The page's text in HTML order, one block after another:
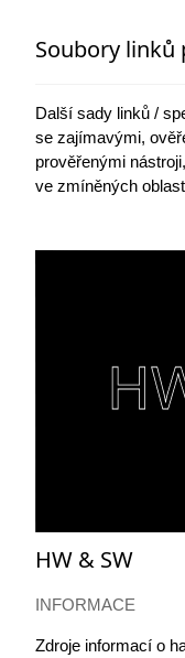
Soubory linků
Další sady linků /
se zajímavými,
prověřenými
ve zmíněných
HW & SW
INFORMACE
Zdroje informací o